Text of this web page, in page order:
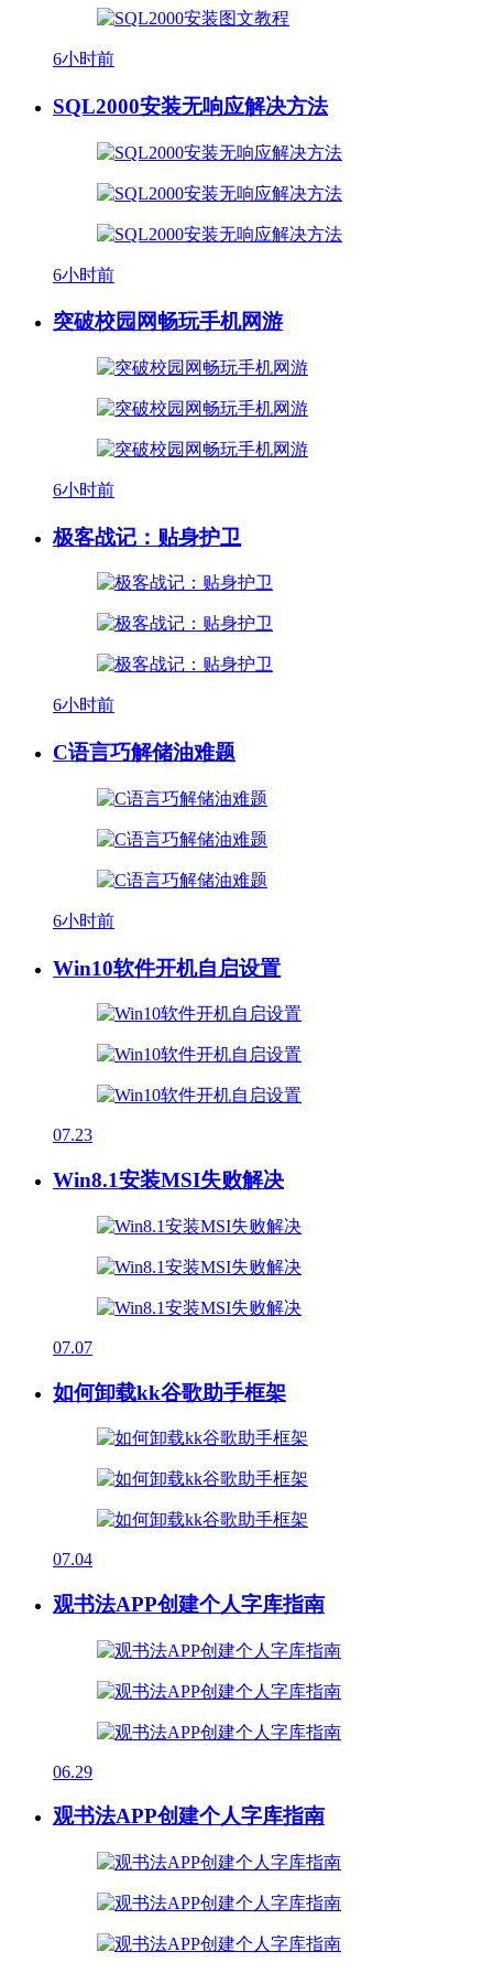
6小时前
SQL2000安装无响应解决方法
6小时前
突破校园网畅玩手机网游
6小时前
极客战记：贴身护卫
6小时前
C语言巧解储油难题
6小时前
Win10软件开机自启设置
07.23
Win8.1安装MSI失败解决
07.07
如何卸载kk谷歌助手框架
07.04
观书法APP创建个人字库指南
06.29
观书法APP创建个人字库指南